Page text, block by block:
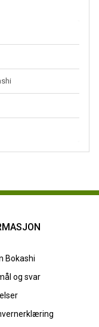
Bokashi
og svar